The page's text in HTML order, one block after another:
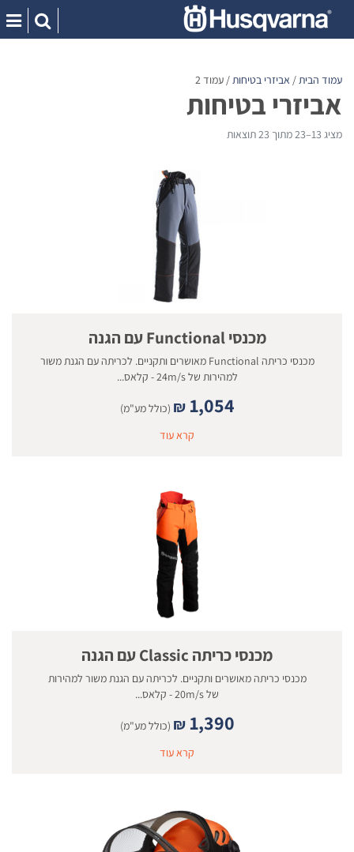
content
עמוד הבית/ אביזרי בטיחות/ עמוד 2
אביזרי בטיחות
מציג 13–23 מתוך 23 תוצאות
מכנסי Functional עם הגנה
מכנסי כריתה Functional מאושרים ותקניים. לכריתה עם הגנת משור
למהירות של 24m/s - קלאס...
₪ 1,054
(כולל מע"מ)
קרא עוד
מכנסי כריתה Classic עם הגנה
מכנסי כריתה מאושרים ותקניים. לכריתה עם הגנת משור למהירות
של 20m/s - קלאס...
₪ 1,390
(כולל מע"מ)
קרא עוד